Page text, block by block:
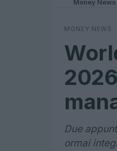
Money News
MONEY NEWS
Due
ormai